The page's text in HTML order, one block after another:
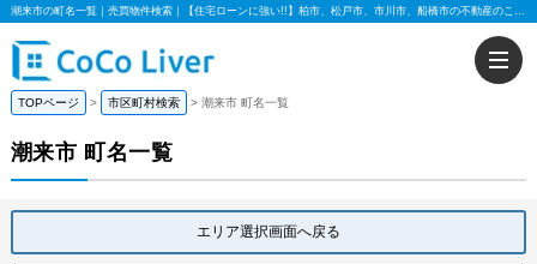
潮来市の町名一覧｜売買物件検索｜【住宅ローンに強い!!】柏市、松戸市、市川市、船橋市の不動産のことなら株式会社ココリバー
TOPページ 市区町村検索 潮来市 町名一覧
潮来市 町名一覧
エリア選択画面へ戻る